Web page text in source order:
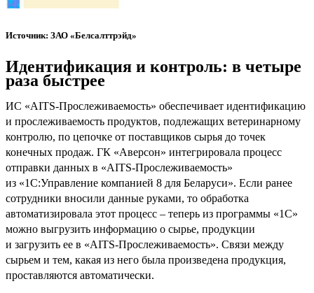
Источник: ЗАО «Белсалттрэйд»
Идентификация и контроль: в четыре
раза быстрее
ИС «AITS-Прослеживаемость» обеспечивает идентификацию
и прослеживаемость продуктов, подлежащих ветеринарному
контролю, по цепочке от поставщиков сырья до точек
конечных продаж. ГК «Аверсон» интегрировала процесс
отправки данных в «AITS-Прослеживаемость»
из «1С:Управление компанией 8 для Беларуси». Если ранее
сотрудники вносили данные руками, то обработка
автоматизировала этот процесс – теперь из программы «1С»
можно выгрузить информацию о сырье, продукции
и загрузить ее в «AITS-Прослеживаемость». Связи между
сырьем и тем, какая из него была произведена продукция,
проставляются автоматически.